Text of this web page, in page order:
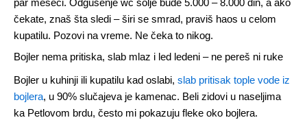
par meseci. Odgušenje wc šolje bude 5.000 – 8.000 din, a ako
čekate, znaš šta sledi – širi se smrad, praviš haos u celom
kupatilu. Pozovi na vreme. Ne čeka to nikog.
Bojler nema pritiska, slab mlaz i led ledeni – ne pereš ni ruke
Bojler u kuhinji ili kupatilu kad oslabi, slab pritisak tople vode iz
bojlera, u 90% slučajeva je kamenac. Beli zidovi u naseljima
ka Petlovom brdu, često mi pokazuju fleke oko bojlera.